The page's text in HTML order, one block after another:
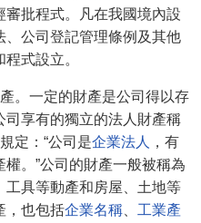
審批程式。凡在我國境內設
、公司登記管理條例及其他
式設立。
一定的財產是公司得以存
享有的獨立的法人財產稱
定：“公司是企業法人
，有
。”公司的財產一般被稱為
具等動產和房屋、土地等
，也包括企業名稱
工業產